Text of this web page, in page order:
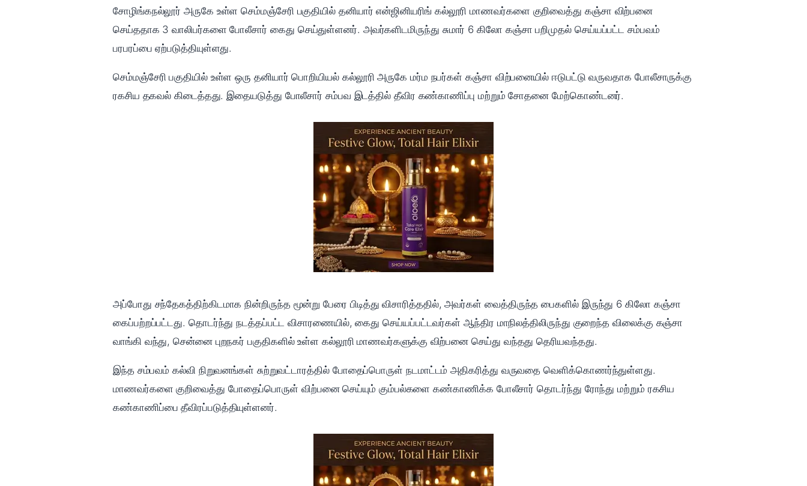
சோழிங்கநல்லூர் அருகே உள்ள செம்மஞ்சேரி பகுதியில் தனியார் என்ஜினியரிங் கல்லூரி மாணவர்களை குறிவைத்து கஞ்சா விற்பனை
செய்ததாக 3 வாலிபர்களை போலீசார் கைது செய்துள்ளனர். அவர்களிடமிருந்து சுமார் 6 கிலோ கஞ்சா பறிமுதல் செய்யப்பட்ட சம்பவம்
பரபரப்பை ஏற்படுத்தியுள்ளது.
செம்மஞ்சேரி பகுதியில் உள்ள ஒரு தனியார் பொறியியல் கல்லூரி அருகே மர்ம நபர்கள் கஞ்சா விற்பனையில் ஈடுபட்டு வருவதாக போலீசாருக்கு
ரகசிய தகவல் கிடைத்தது. இதையடுத்து போலீசார் சம்பவ இடத்தில் தீவிர கண்காணிப்பு மற்றும் சோதனை மேற்கொண்டனர்.
அப்போது சந்தேகத்திற்கிடமாக நின்றிருந்த மூன்று பேரை பிடித்து விசாரித்ததில், அவர்கள் வைத்திருந்த பைகளில் இருந்து 6 கிலோ கஞ்சா
கைப்பற்றப்பட்டது. தொடர்ந்து நடத்தப்பட்ட விசாரணையில், கைது செய்யப்பட்டவர்கள் ஆந்திர மாநிலத்திலிருந்து குறைந்த விலைக்கு கஞ்சா
வாங்கி வந்து, சென்னை புறநகர் பகுதிகளில் உள்ள கல்லூரி மாணவர்களுக்கு விற்பனை செய்து வந்தது தெரியவந்தது.
இந்த சம்பவம் கல்வி நிறுவனங்கள் சுற்றுவட்டாரத்தில் போதைப்பொருள் நடமாட்டம் அதிகரித்து வருவதை வெளிக்கொணர்ந்துள்ளது.
மாணவர்களை குறிவைத்து போதைப்பொருள் விற்பனை செய்யும் கும்பல்களை கண்காணிக்க போலீசார் தொடர்ந்து ரோந்து மற்றும் ரகசிய
கண்காணிப்பை தீவிரப்படுத்தியுள்ளனர்.